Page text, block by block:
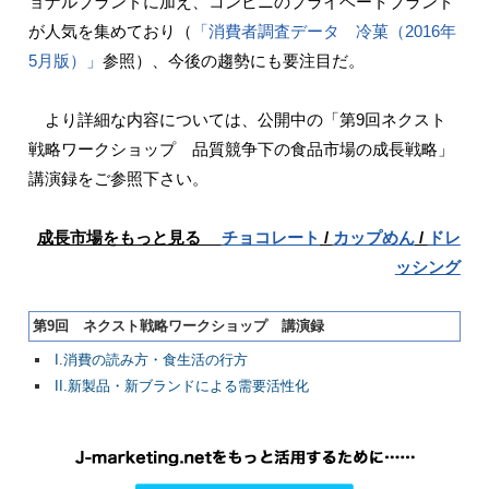
が人気を集めており（
「消費者調査データ 冷菓（2016年
5月版）」参照）、今後の趨勢にも要注目だ。
より詳細な内容については、公開中の「第9回ネクスト
戦略ワークショップ 品質競争下の食品市場の成長戦略」
講演録をご参照下さい。
成長市場をもっと見る チョコレート / カップめん/ ドレ
ッシング
第9回 ネクスト戦略ワークショップ 講演録
I.消費の読み方・食生活の行方
II.新製品・新ブランドによる需要活性化